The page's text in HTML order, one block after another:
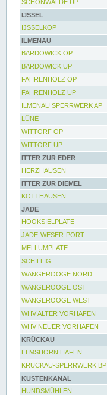
SCHÖNWALDE UP
IJSSEL
IJSSELKOP
ILMENAU
BARDOWICK OP
BARDOWICK UP
FAHRENHOLZ OP
FAHRENHOLZ UP
ILMENAU SPERRWERK AP
LÜNE
WITTORF OP
WITTORF UP
ITTER ZUR EDER
HERZHAUSEN
ITTER ZUR DIEMEL
KOTTHAUSEN
JADE
HOOKSIELPLATE
JADE-WESER-PORT
MELLUMPLATE
SCHILLIG
WANGEROOGE NORD
WANGEROOGE OST
WANGEROOGE WEST
WHV ALTER VORHAFEN
WHV NEUER VORHAFEN
KRÜCKAU
ELMSHORN HAFEN
KRÜCKAU-SPERRWERK BP
KÜSTENKANAL
HUNDSMÜHLEN